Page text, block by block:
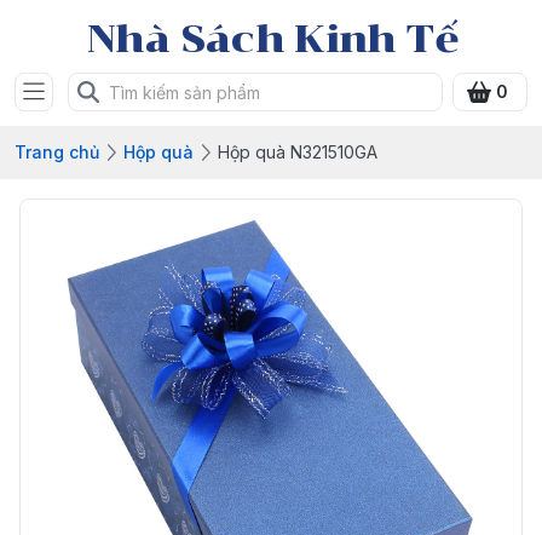
Nhà Sách Kinh Tế
0
Trang chủ Hộp quà Hộp quà N321510GA